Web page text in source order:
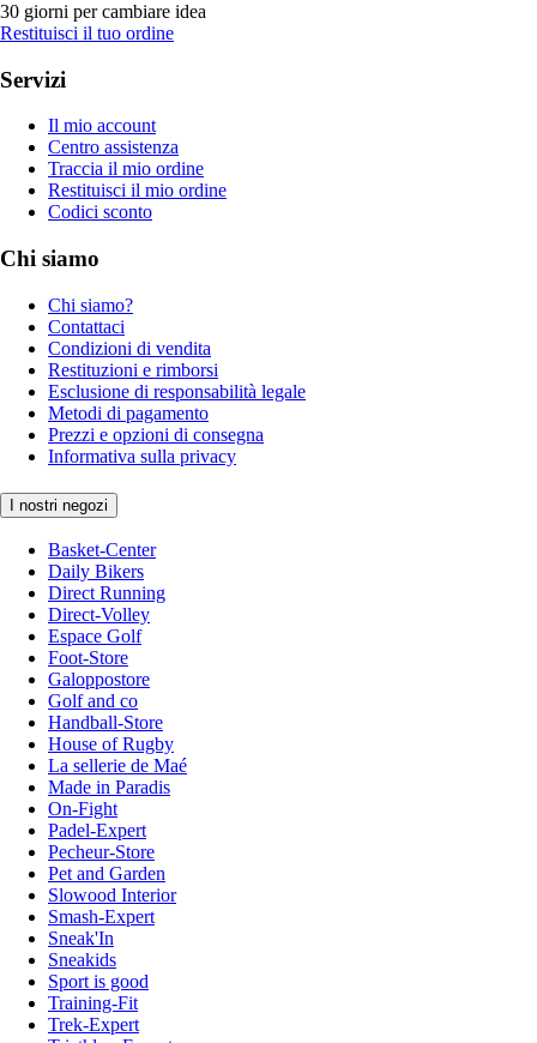
30 giorni per cambiare idea
Restituisci il tuo ordine
Servizi
Il mio account
Centro assistenza
Traccia il mio ordine
Restituisci il mio ordine
Codici sconto
Chi siamo
Chi siamo?
Contattaci
Condizioni di vendita
Restituzioni e rimborsi
Esclusione di responsabilità legale
Metodi di pagamento
Prezzi e opzioni di consegna
Informativa sulla privacy
I nostri negozi
Basket-Center
Daily Bikers
Direct Running
Direct-Volley
Espace Golf
Foot-Store
Galoppostore
Golf and co
Handball-Store
House of Rugby
La sellerie de Maé
Made in Paradis
On-Fight
Padel-Expert
Pecheur-Store
Pet and Garden
Slowood Interior
Smash-Expert
Sneak'In
Sneakids
Sport is good
Training-Fit
Trek-Expert